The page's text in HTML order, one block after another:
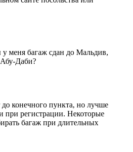
у меня багаж сдан до Мальдив,
Даби?
конечного пункта, но лучше
при регистрации. Некоторые
багаж при длительных